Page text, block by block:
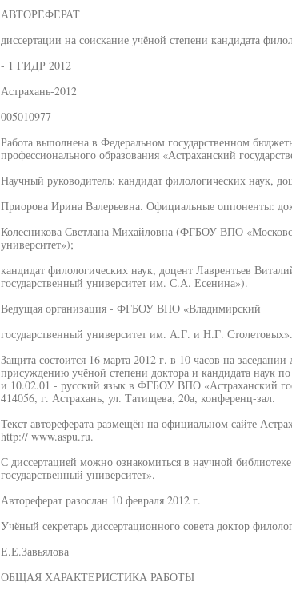
АВТОРЕФЕРАТ
диссертации на соискание учёной степени кандидата
- 1 ГИДР 2012
Астрахань-2012
005010977
Работа выполнена в Федеральном государственном
профессионального образования «Астраханский
Научный руководитель: кандидат филологических наук,
Приорова Ирина Валерьевна. Официальные оппоненты:
Колесникова Светлана Михайловна (ФГБОУ ВПО
университет»);
кандидат филологических наук, доцент Лаврентьев
государственный университет им. С.А. Есенина»).
Ведущая организация - ФГБОУ ВПО «Владимирский
государственный университет им. А.Г. и Н.Г. Столетовых».
Защита состоится 16 марта 2012 г. в 10 часов на
присуждению учёной степени доктора и кандидата наук
и 10.02.01 - русский язык в ФГБОУ ВПО «Астраханский
414056, г. Астрахань, ул. Татищева, 20а, конференц-зал.
Текст автореферата размещён на официальном сайте
http:// www.aspu.ru.
С диссертацией можно ознакомиться в научной
государственный университет».
Автореферат разослан 10 февраля 2012 г.
Учёный секретарь диссертационного совета доктор
Е.Е.Завьялова
ОБЩАЯ ХАРАКТЕРИСТИКА РАБОТЫ